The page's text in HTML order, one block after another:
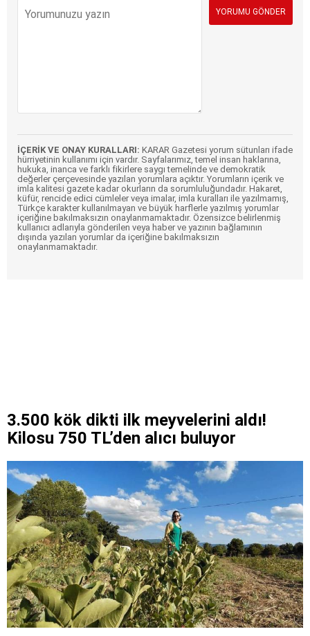
İÇERİK VE ONAY KURALLARI: KARAR Gazetesi yorum sütunları ifade
hürriyetinin kullanımı için vardır. Sayfalarımız, temel insan haklarına,
hukuka, inanca ve farklı fikirlere saygı temelinde ve demokratik
değerler çerçevesinde yazılan yorumlara açıktır. Yorumların içerik ve
imla kalitesi gazete kadar okurların da sorumluluğundadır. Hakaret,
küfür, rencide edici cümleler veya imalar, imla kuralları ile yazılmamış,
Türkçe karakter kullanılmayan ve büyük harflerle yazılmış yorumlar
içeriğine bakılmaksızın onaylanmamaktadır. Özensizce belirlenmiş
kullanıcı adlarıyla gönderilen veya haber ve yazının bağlamının
dışında yazılan yorumlar da içeriğine bakılmaksızın
onaylanmamaktadır.
3.500 kök dikti ilk meyvelerini aldı!
Kilosu 750 TL’den alıcı buluyor